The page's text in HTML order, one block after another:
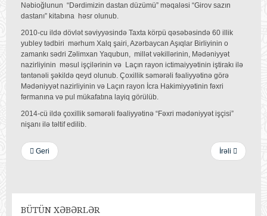
Nəbioğlunun “Dərdimizin dastan düzümü” məqaləsi “Girov sazın
dastanı” kitabına həsr olunub.
2010-cu ildə dövlət səviyyəsində Taxta körpü qəsəbəsində 60 illik
yubley tədbiri mərhum Xalq şairi, Azərbaycan Aşıqlar Birliyinin o
zamankı sədri Zəlimxan Yaqubun, millət vəkillərinin, Mədəniyyət
nazirliyinin məsul işçilərinin və Laçın rayon ictimaiyyətinin iştirakı ilə
təntənəli şəkildə qeyd olunub. Çoxillik səmərəli fəaliyyətinə görə
Mədəniyyət nazirliyinin və Laçın rayon İcra Hakimiyyətinin fəxri
fərmanına və pul mükafatına layiq görülüb.
2014-cü ildə çoxillik səmərəli fəaliyyətinə “Fəxri mədəniyyət işçisi”
nişanı ilə təltif edilib.
Geri İrəli
BÜTÜN XƏBƏRLƏR